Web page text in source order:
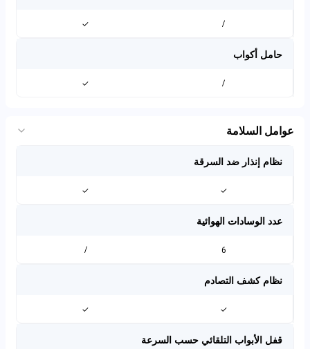
/
✓
حامل أكواب
/
✓
عوامل السلامة
نظام إنذار ضد السرقة
✓
✓
عدد الوسادات الهوائية
6
/
نظام كشف التصادم
✓
✓
قفل الأبواب التلقائي حسب السرعة